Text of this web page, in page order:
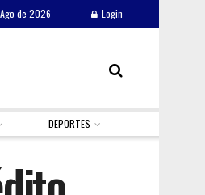
de 2026 Login
DEPORTES